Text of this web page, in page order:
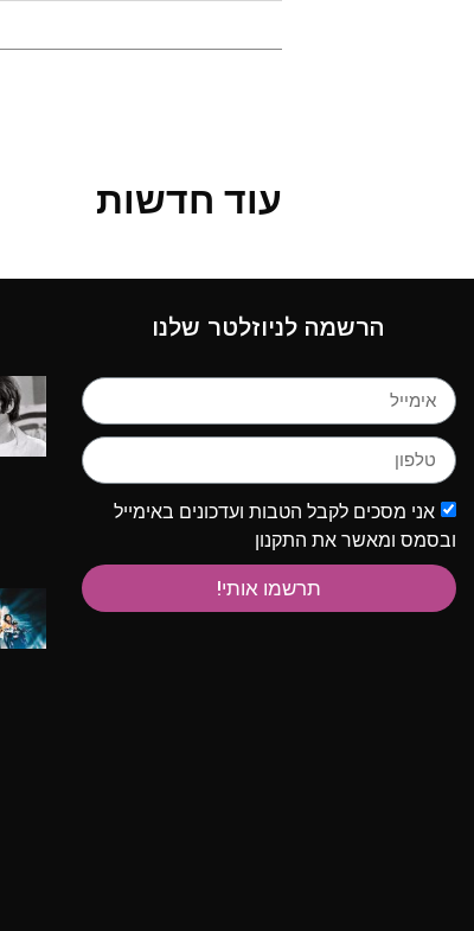
עוד חדשות
הרשמה לניוזלטר שלנו
אני מסכים לקבל הטבות ועדכונים באימייל
ובסמס ומאשר את התקנון
תרשמו אותי!